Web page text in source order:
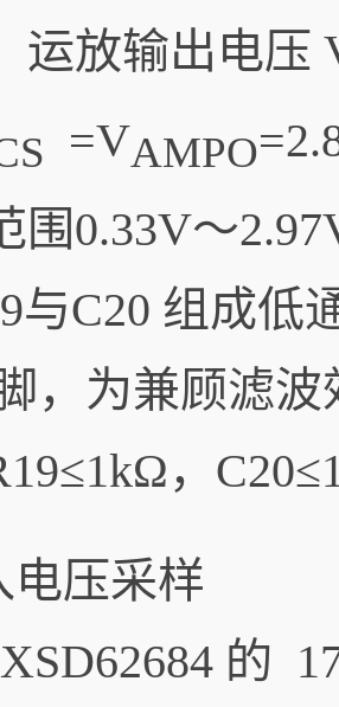
运放输出电压
=VAMPO
围0.33V～
C20 组成低
，为兼顾滤
，
电压采样
的 17